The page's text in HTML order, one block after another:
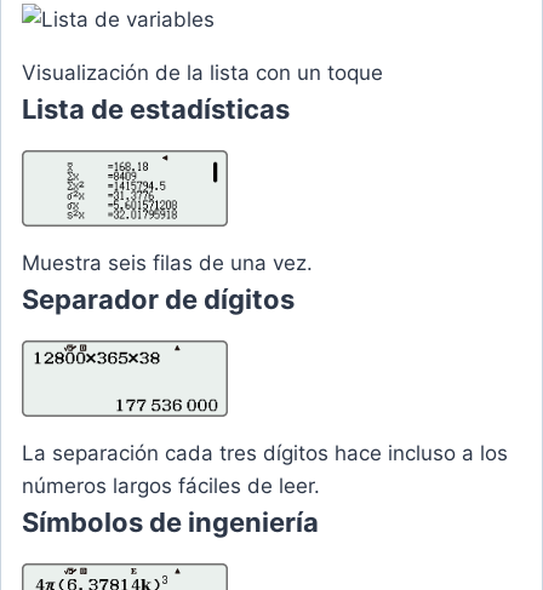
Visualización de la lista con un toque
Lista de estadísticas
Muestra seis filas de una vez.
Separador de dígitos
La separación cada tres dígitos hace incluso a los
números largos fáciles de leer.
Símbolos de ingeniería